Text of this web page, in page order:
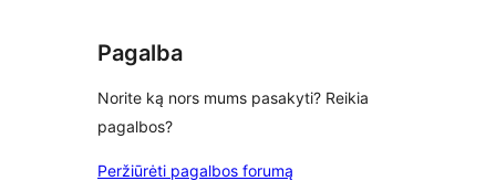
Pagalba
Norite ką nors mums pasakyti? Reikia
pagalbos?
Peržiūrėti pagalbos forumą